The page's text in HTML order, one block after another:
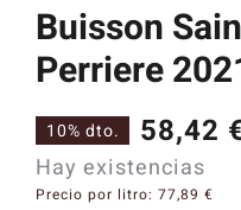
Buisson
Perriere
58,42
10% dto.
Hay existencias
Precio por litro: 77,89 €